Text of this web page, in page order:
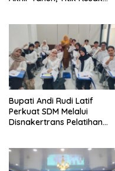
Bupati Andi Rudi Latif
Perkuat SDM Melalui
Disnakertrans Pelatihan